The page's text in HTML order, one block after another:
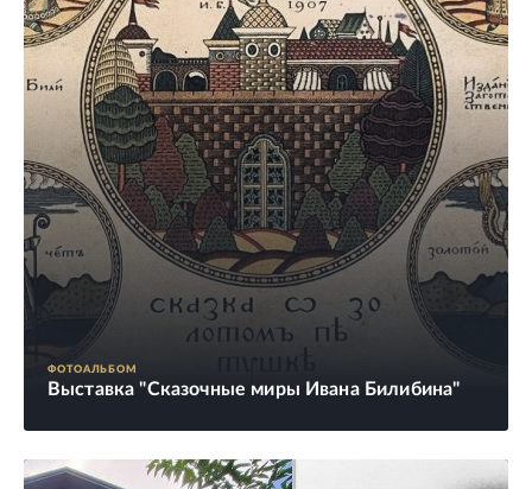
ФОТОАЛЬБОМ
Выставка "Сказочные миры Ивана Билибина"